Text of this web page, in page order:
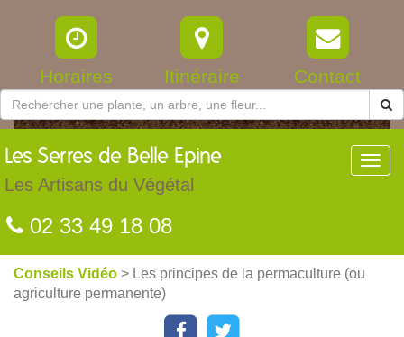
Horaires Itinéraire Contact
Les Serres de Belle Epine
Les Artisans du Végétal
02 33 49 18 08
Conseils Vidéo > Les principes de la permaculture (ou
agriculture permanente)